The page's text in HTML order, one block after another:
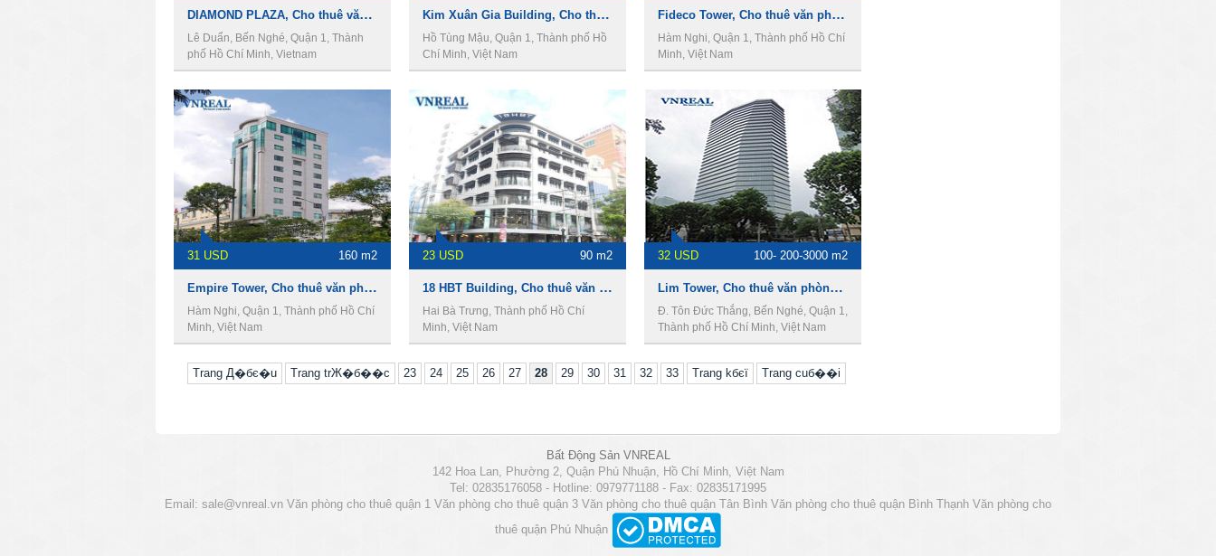
DIAMOND PLAZA, Cho thuê văn phòng Quận 1
Lê Duẩn, Bến Nghé, Quận 1, Thành
phố Hồ Chí Minh, Vietnam
Kim Xuân Gia Building, Cho thuê văn phòng Quận 1
Hồ Tùng Mậu, Quận 1, Thành phố Hồ
Chí Minh, Việt Nam
Fideco Tower, Cho thuê văn phòng Quận 1
Hàm Nghi, Quận 1, Thành phố Hồ Chí
Minh, Việt Nam
31 USD 160 m2
Empire Tower, Cho thuê văn phòng Quận 1
Hàm Nghi, Quận 1, Thành phố Hồ Chí
Minh, Việt Nam
23 USD 90 m2
18 HBT Building, Cho thuê văn phòng Quận 1
Hai Bà Trưng, Thành phố Hồ Chí
Minh, Việt Nam
32 USD 100- 200-3000 m2
Lim Tower, Cho thuê văn phòng Quận 1
Đ. Tôn Đức Thắng, Bến Nghé, Quận 1,
Thành phố Hồ Chí Minh, Việt Nam
Trang Д�бє�u Trang trЖ�б��c 23 24 25 26 27 28 29 30 31 32 33 Trang kбєї Trang cuб��i
Bất Động Sản VNREAL
142 Hoa Lan, Phường 2, Quận Phú Nhuận, Hồ Chí Minh, Việt Nam
Tel: 02835176058 - Hotline: 0979771188 - Fax: 02835171995
Email: sale@vnreal.vn Văn phòng cho thuê quận 1 Văn phòng cho thuê quận 3 Văn phòng cho thuê quận Tân Bình Văn phòng cho thuê quận Bình Thạnh Văn phòng cho
thuê quận Phú Nhuận